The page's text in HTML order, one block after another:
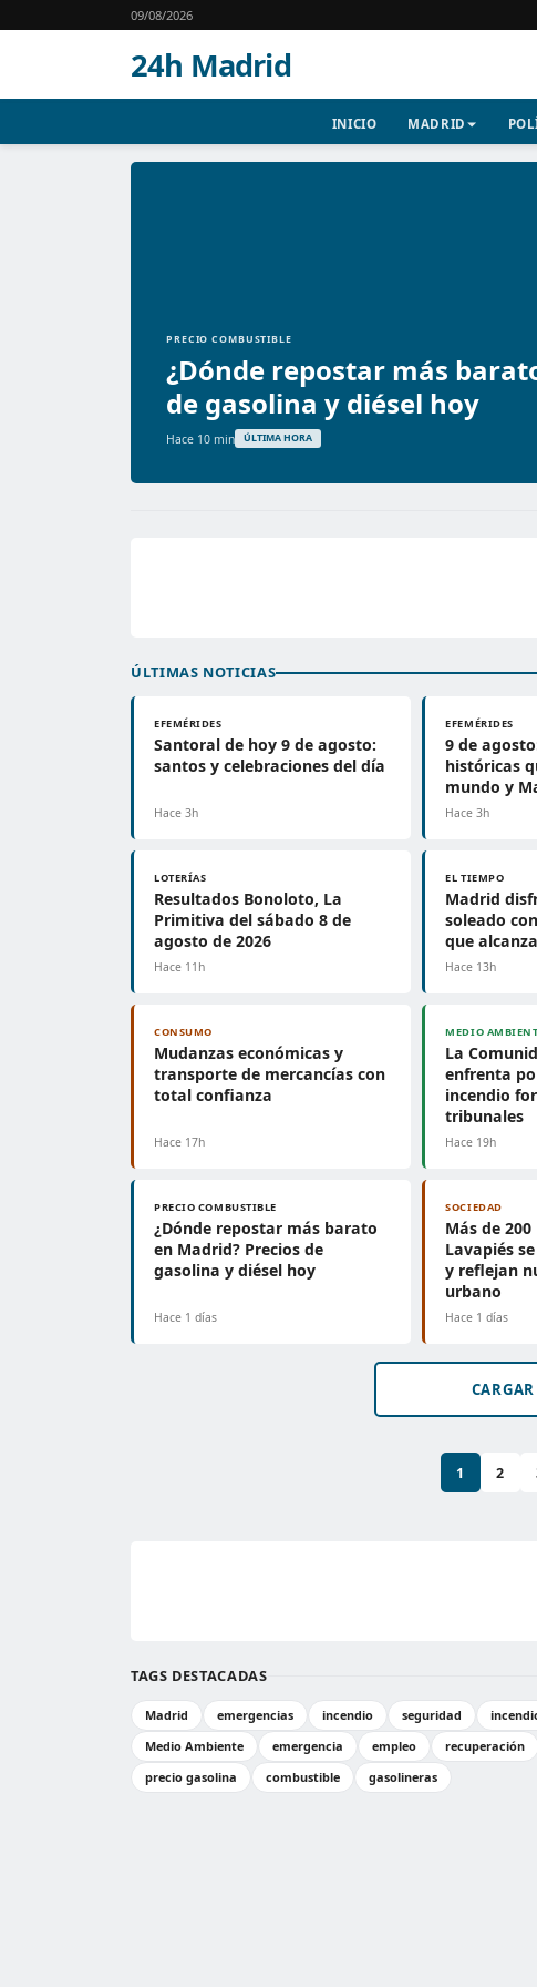
09/08/2026
24h Madrid
INICIO MADRID
PRECIO COMBUSTIBLE
¿Dónde repostar más
de gasolina y diésel hoy
Hace 10 min ÚLTIMA HORA
ÚLTIMAS NOTICIAS
EFEMÉRIDES
Santoral de hoy 9 de agosto:
santos y celebraciones del día
Hace 3h
EFEMÉRIDES
9 de
históricas
mundo y
Hace 3h
LOTERÍAS
Resultados Bonoloto, La
Primitiva del sábado 8 de
agosto de 2026
Hace 11h
EL TIEMPO
Madrid
soleado
que
Hace 13h
CONSUMO
Mudanzas económicas y
transporte de mercancías con
total confianza
Hace 17h
MEDIO
La
enfrenta
incendio
tribunales
Hace 19h
PRECIO COMBUSTIBLE
¿Dónde repostar más barato
en Madrid? Precios de
gasolina y diésel hoy
Hace 1 días
SOCIEDAD
Más de
Lavapiés
y reflejan
urbano
Hace 1 días
1 2
TAGS DESTACADAS
Madrid emergencias incendio seguridad
Medio Ambiente
emergencia empleo recuperación
precio gasolina
combustible gasolineras